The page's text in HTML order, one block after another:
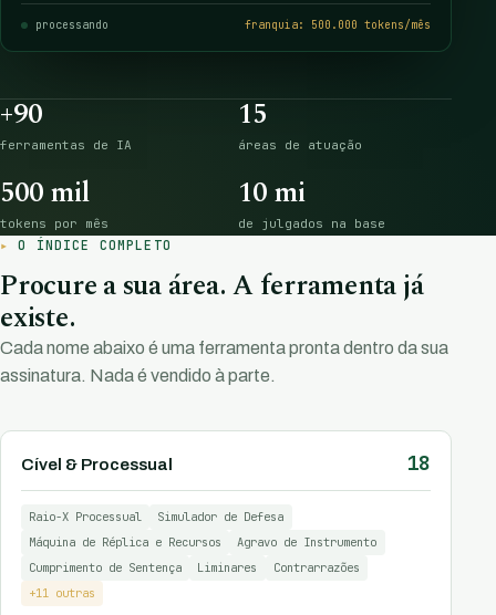
processando franquia: 500.000 tokens/mês
+90
ferramentas de IA
15
áreas de atuação
500 mil
tokens por mês
10 mi
de julgados na base
O ÍNDICE COMPLETO
Procure a sua área. A ferramenta já
existe.
Cada nome abaixo é uma ferramenta pronta dentro da sua
assinatura. Nada é vendido à parte.
Cível & Processual 18
Raio-X Processual
Simulador de Defesa
Máquina de Réplica e Recursos
Agravo de Instrumento
Cumprimento de Sentença
Liminares
Contrarrazões
+11 outras